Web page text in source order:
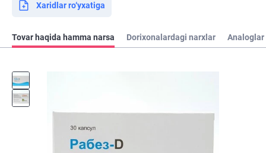
Xaridlar ro‘yxatiga
Tovar haqida hamma narsa Dorixonalardagi narxlar Analoglar